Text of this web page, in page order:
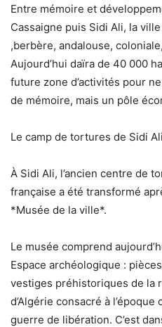
Entre mémoire et
Cassaigne puis Sidi Ali, la
,berbère, andalouse,
Aujourd’hui daïra de 40 000
future zone d’activités pour
de mémoire, mais un pôle
Le camp de tortures de Sidi Ali
À Sidi Ali, l’ancien centre de
française a été transformé
*Musée de la ville*.
Le musée comprend
Espace archéologique :
vestiges préhistoriques de la
d’Algérie consacré à
guerre de libération. C’est